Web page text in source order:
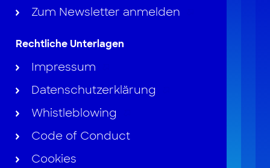
Zum Newsletter anmelden
Rechtliche Unterlagen
Impressum
Datenschutzerklärung
Whistleblowing
Code of Conduct
Cookies